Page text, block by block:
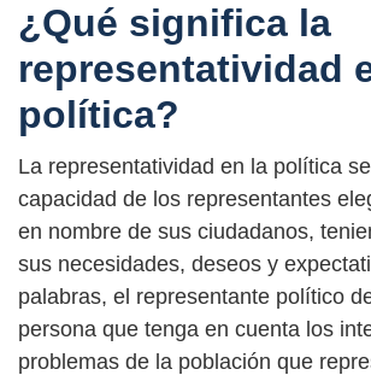
¿Qué significa la
representatividad
política?
La representatividad en la política
capacidad de los representantes
en nombre de sus ciudadanos,
sus necesidades, deseos y
palabras, el representante político
persona que tenga en cuenta los
problemas de la población que